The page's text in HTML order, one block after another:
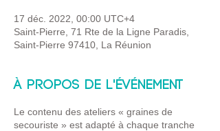
17 déc. 2022, 00:00 UTC+4
Saint-Pierre, 71 Rte de la Ligne Paradis,
Saint-Pierre 97410, La Réunion
À propos de l'événement
Le contenu des ateliers « graines de
secouriste » est adapté à chaque tranche